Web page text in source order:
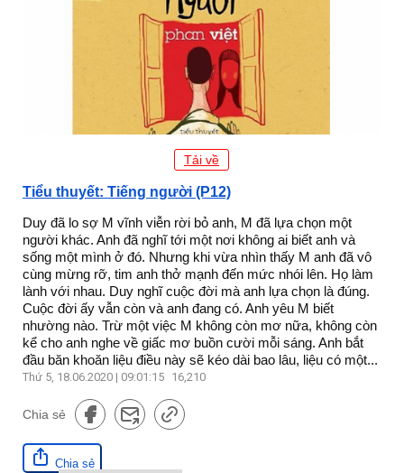
Tải về
Tiểu thuyết: Tiếng người (P12)
Duy đã lo sợ M vĩnh viễn rời bỏ anh, M đã lựa chọn một
người khác. Anh đã nghĩ tới một nơi không ai biết anh và
sống một mình ở đó. Nhưng khi vừa nhìn thấy M anh đã vô
cùng mừng rỡ, tim anh thở mạnh đến mức nhói lên. Họ làm
lành với nhau. Duy nghĩ cuộc đời mà anh lựa chọn là đúng.
Cuộc đời ấy vẫn còn và anh đang có. Anh yêu M biết
nhường nào. Trừ một việc M không còn mơ nữa, không còn
kể cho anh nghe về giấc mơ buồn cười mỗi sáng. Anh bắt
đầu băn khoăn liệu điều này sẽ kéo dài bao lâu, liệu có một...
Thứ 5, 18.06.2020 | 09:01:15 16,210
Chia sẻ
Chia sẻ